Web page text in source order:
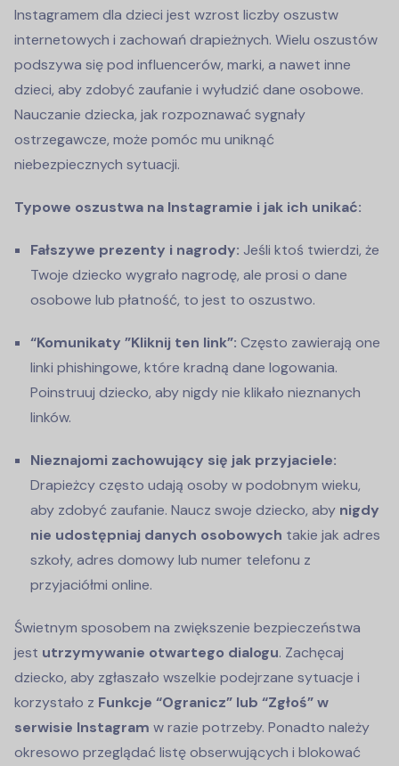
Instagramem dla dzieci jest wzrost liczby oszustw
internetowych i zachowań drapieżnych. Wielu oszustów
podszywa się pod influencerów, marki, a nawet inne
dzieci, aby zdobyć zaufanie i wyłudzić dane osobowe.
Nauczanie dziecka, jak rozpoznawać sygnały
ostrzegawcze, może pomóc mu uniknąć
niebezpiecznych sytuacji.
Typowe oszustwa na Instagramie i jak ich unikać:
Fałszywe prezenty i nagrody: Jeśli ktoś twierdzi, że
Twoje dziecko wygrało nagrodę, ale prosi o dane
osobowe lub płatność, to jest to oszustwo.
“Komunikaty ”Kliknij ten link”: Często zawierają one
linki phishingowe, które kradną dane logowania.
Poinstruuj dziecko, aby nigdy nie klikało nieznanych
linków.
Nieznajomi zachowujący się jak przyjaciele:
Drapieżcy często udają osoby w podobnym wieku,
aby zdobyć zaufanie. Naucz swoje dziecko, aby nigdy
nie udostępniaj danych osobowych takie jak adres
szkoły, adres domowy lub numer telefonu z
przyjaciółmi online.
Świetnym sposobem na zwiększenie bezpieczeństwa
jest utrzymywanie otwartego dialogu. Zachęcaj
dziecko, aby zgłaszało wszelkie podejrzane sytuacje i
korzystało z Funkcje “Ogranicz” lub “Zgłoś” w
serwisie Instagram w razie potrzeby. Ponadto należy
okresowo przeglądać listę obserwujących i blokować